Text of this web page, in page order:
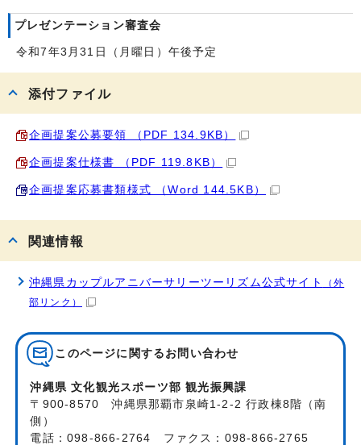
プレゼンテーション審査会
令和7年3月31日（月曜日）午後予定
添付ファイル
企画提案公募要領 （PDF 134.9KB）
企画提案仕様書 （PDF 119.8KB）
企画提案応募書類様式 （Word 144.5KB）
関連情報
沖縄県カップルアニバーサリーツーリズム公式サイト
（外
部リンク）
このページに関する お問い合わせ
沖縄県 文化観光スポーツ部 観光振興課
〒900-8570 沖縄県那覇市泉崎1-2-2 行政棟8階（南
側）
電話：098-866-2764 ファクス：098-866-2765